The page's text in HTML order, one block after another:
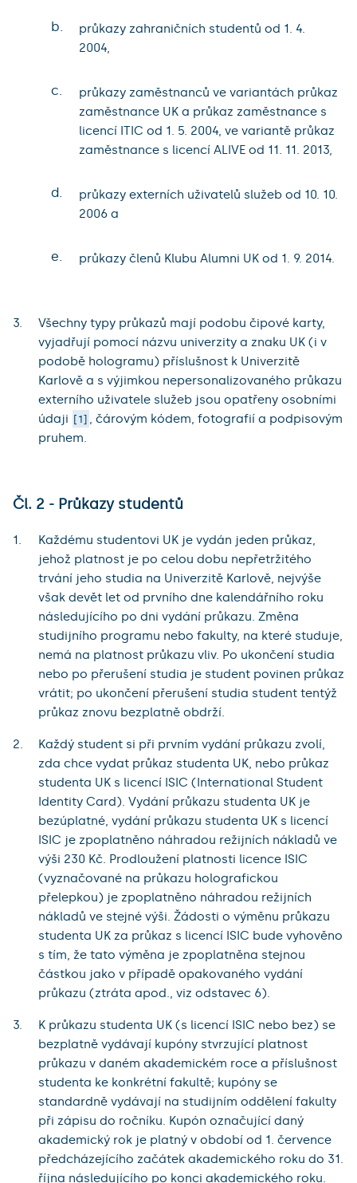
b.
průkazy zahraničních studentů od 1. 4.
2004,
c.
průkazy zaměstnanců ve variantách průkaz
zaměstnance UK a průkaz zaměstnance s
licencí ITIC od 1. 5. 2004, ve variantě průkaz
zaměstnance s licencí ALIVE od 11. 11. 2013,
d.
průkazy externích uživatelů služeb od 10. 10.
2006 a
e. průkazy členů Klubu Alumni UK od 1. 9. 2014.
Všechny typy průkazů mají podobu čipové karty,
vyjadřují pomocí názvu univerzity a znaku UK (i v
podobě hologramu) příslušnost k Univerzitě
Karlově a s výjimkou nepersonalizovaného průkazu
externího uživatele služeb jsou opatřeny osobními
údaji
1
, čárovým kódem, fotografií a podpisovým
pruhem.
Čl. 2 - Průkazy studentů
Každému studentovi UK je vydán jeden průkaz,
jehož platnost je po celou dobu nepřetržitého
trvání jeho studia na Univerzitě Karlově, nejvýše
však devět let od prvního dne kalendářního roku
následujícího po dni vydání průkazu. Změna
studijního programu nebo fakulty, na které studuje,
nemá na platnost průkazu vliv. Po ukončení studia
nebo po přerušení studia je student povinen průkaz
vrátit; po ukončení přerušení studia student tentýž
průkaz znovu bezplatně obdrží.
Každý student si při prvním vydání průkazu zvolí,
zda chce vydat průkaz studenta UK, nebo průkaz
studenta UK s licencí ISIC (International Student
Identity Card). Vydání průkazu studenta UK je
bezúplatné, vydání průkazu studenta UK s licencí
ISIC je zpoplatněno náhradou režijních nákladů ve
výši 230 Kč. Prodloužení platnosti licence ISIC
(vyznačované na průkazu holografickou
přelepkou) je zpoplatněno náhradou režijních
nákladů ve stejné výši. Žádosti o výměnu průkazu
studenta UK za průkaz s licencí ISIC bude vyhověno
s tím, že tato výměna je zpoplatněna stejnou
částkou jako v případě opakovaného vydání
průkazu (ztráta apod., viz odstavec 6).
K průkazu studenta UK (s licencí ISIC nebo bez) se
bezplatně vydávají kupóny stvrzující platnost
průkazu v daném akademickém roce a příslušnost
studenta ke konkrétní fakultě; kupóny se
standardně vydávají na studijním oddělení fakulty
při zápisu do ročníku. Kupón označující daný
akademický rok je platný v období od 1. července
předcházejícího začátek akademického roku do 31.
října následujícího po konci akademického roku.